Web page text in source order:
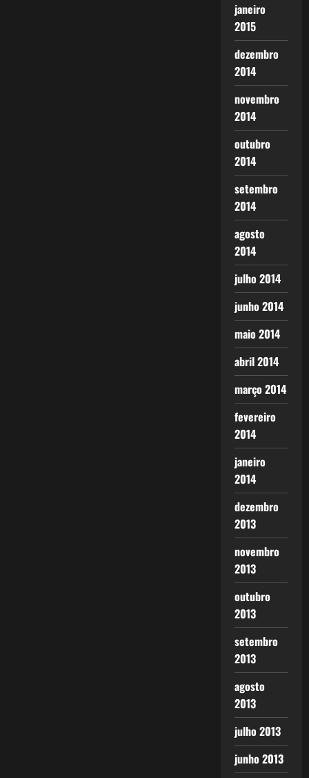
janeiro
2015
dezembro
2014
novembro
2014
outubro
2014
setembro
2014
agosto
2014
julho 2014
junho 2014
maio 2014
abril 2014
março 2014
fevereiro
2014
janeiro
2014
dezembro
2013
novembro
2013
outubro
2013
setembro
2013
agosto
2013
julho 2013
junho 2013